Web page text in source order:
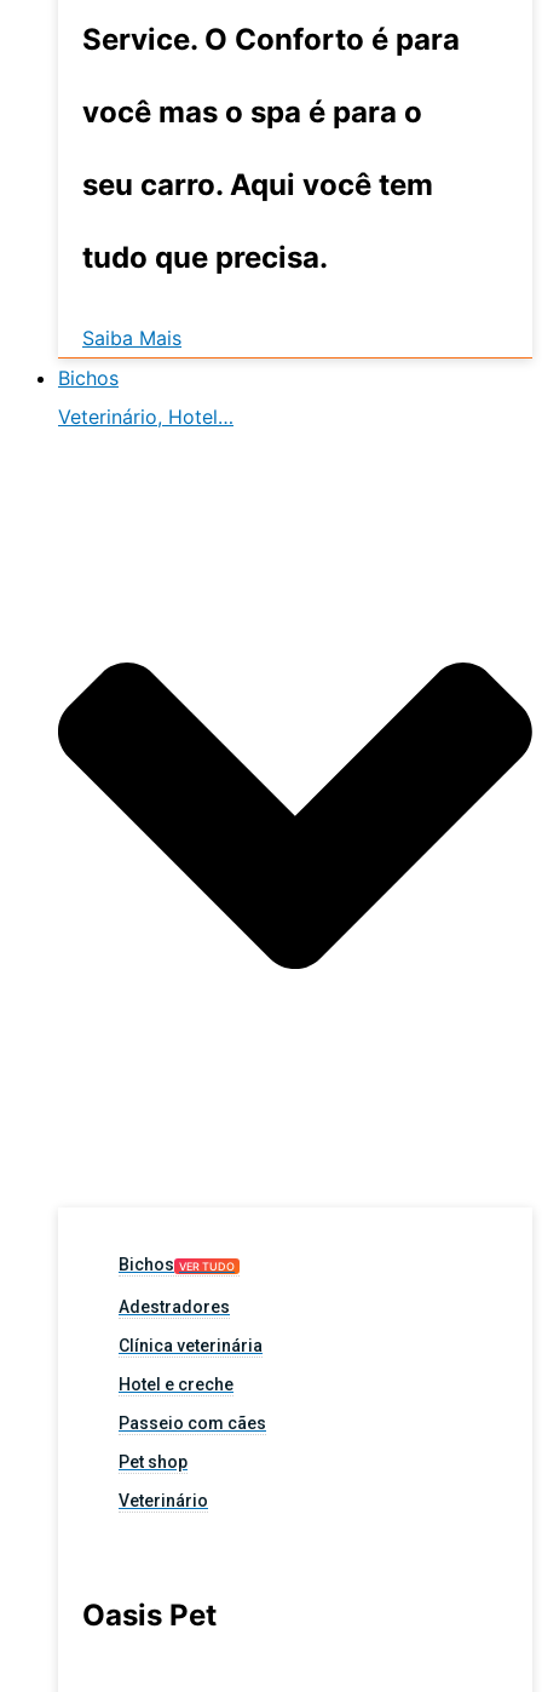
Service. O Conforto é para
você mas o spa é para o
seu carro. Aqui você tem
tudo que precisa.
Saiba Mais
Bichos
Veterinário, Hotel…
Bichos VER TUDO
Adestradores
Clínica veterinária
Hotel e creche
Passeio com cães
Pet shop
Veterinário
Oasis Pet